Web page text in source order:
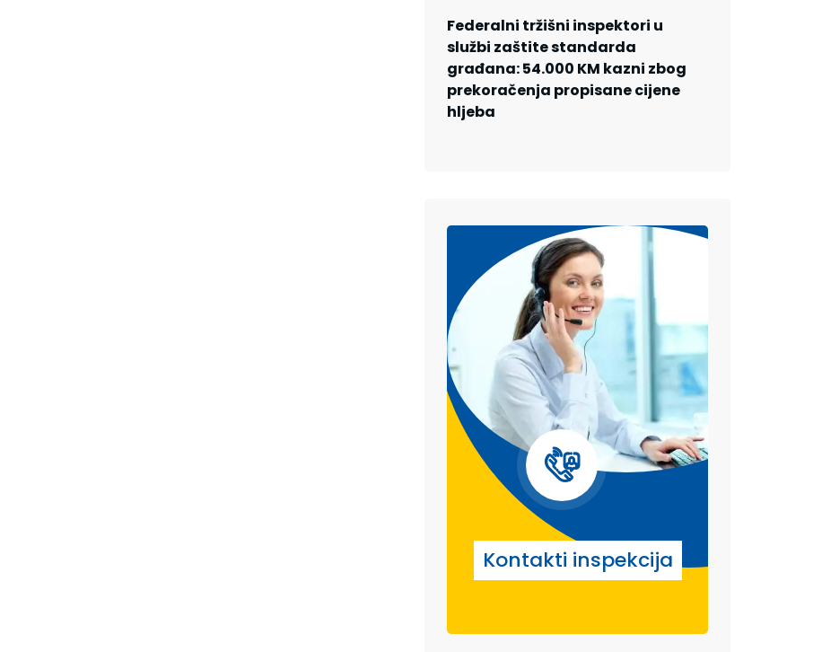
Federalni tržišni inspektori u
službi zaštite standarda
građana: 54.000 KM kazni zbog
prekoračenja propisane cijene
hljeba
Kontakti inspekcija